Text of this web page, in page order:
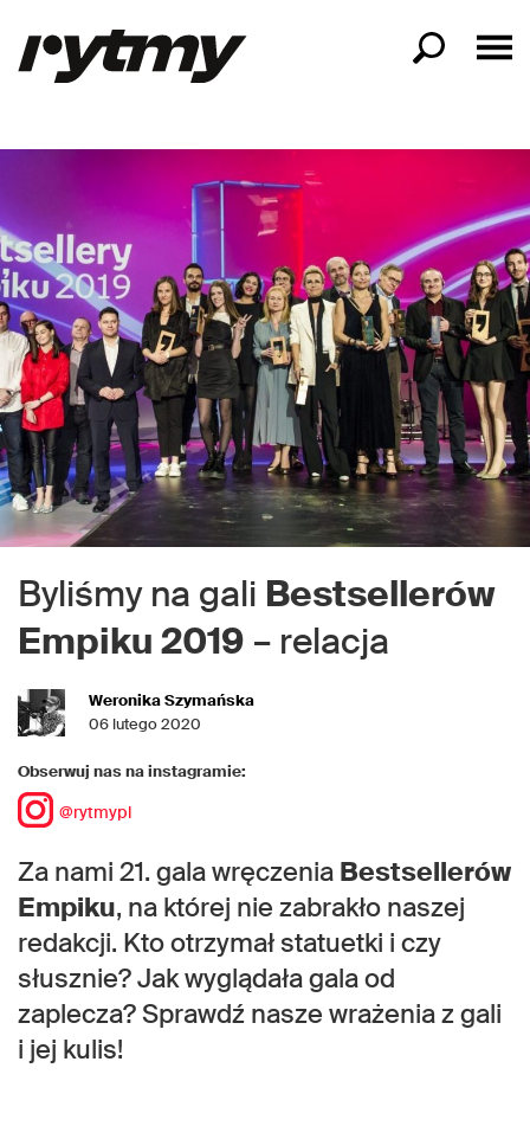
Byliśmy na gali Bestsellerów
Empiku 2019 – relacja
Weronika Szymańska
06 lutego 2020
Obserwuj nas na instagramie:
@rytmypl
Za nami 21. gala wręczenia Bestsellerów
Empiku, na której nie zabrakło naszej
redakcji. Kto otrzymał statuetki i czy
słusznie? Jak wyglądała gala od
zaplecza? Sprawdź nasze wrażenia z gali
i jej kulis!